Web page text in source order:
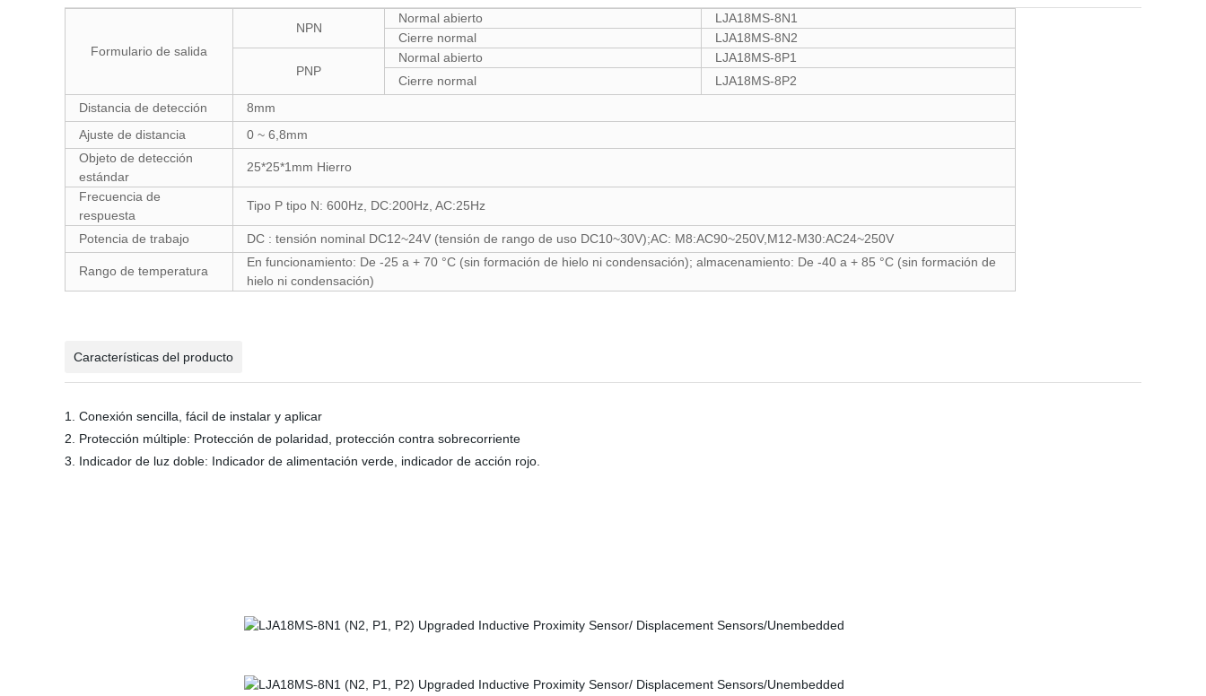
Formulario de salida
NPN
Normal abierto
LJA18MS-8N1
Cierre normal
LJA18MS-8N2
PNP
Normal abierto
LJA18MS-8P1
Cierre normal
LJA18MS-8P2
Distancia de detección
8mm
Ajuste de distancia
0 ~ 6,8mm
Objeto de detección
estándar
25*25*1mm Hierro
Frecuencia de
respuesta
Tipo P tipo N: 600Hz, DC:200Hz, AC:25Hz
Potencia de trabajo DC : tensión nominal DC12~24V (tensión de rango de uso DC10~30V);AC: M8:AC90~250V,M12-M30:AC24~250V
Rango de temperatura
En funcionamiento: De -25 a + 70 °C (sin formación de hielo ni condensación); almacenamiento: De -40 a + 85 °C (sin formación de
hielo ni condensación)
Características del producto
1. Conexión sencilla, fácil de instalar y aplicar
2. Protección múltiple: Protección de polaridad, protección contra sobrecorriente
3. Indicador de luz doble: Indicador de alimentación verde, indicador de acción rojo.